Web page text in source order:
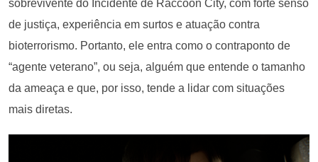
sobrevivente do Incidente de Raccoon City, com forte senso
de justiça, experiência em surtos e atuação contra
bioterrorismo. Portanto, ele entra como o contraponto de
“agente veterano”, ou seja, alguém que entende o tamanho
da ameaça e que, por isso, tende a lidar com situações
mais diretas.